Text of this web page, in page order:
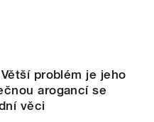
problém je jeho
arogancí se
věci